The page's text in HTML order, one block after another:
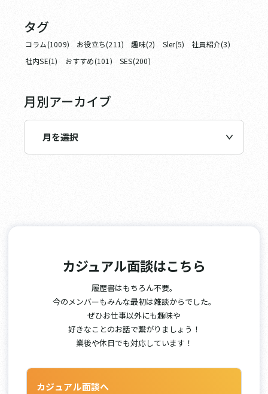
タグ
コラム(1009) お役立ち(211) 趣味(2) Sler(5)
社員紹介(3)
社内SE(1)
おすすめ(101) SES(200)
月別アーカイブ
カジュアル面談はこちら
履歴書はもちろん不要。
今のメンバーもみんな最初は雑談からでした。
ぜひお仕事以外にも趣味や
好きなことのお話で繋がりましょう！
業後や休日でも対応しています！
カジュアル面談へ